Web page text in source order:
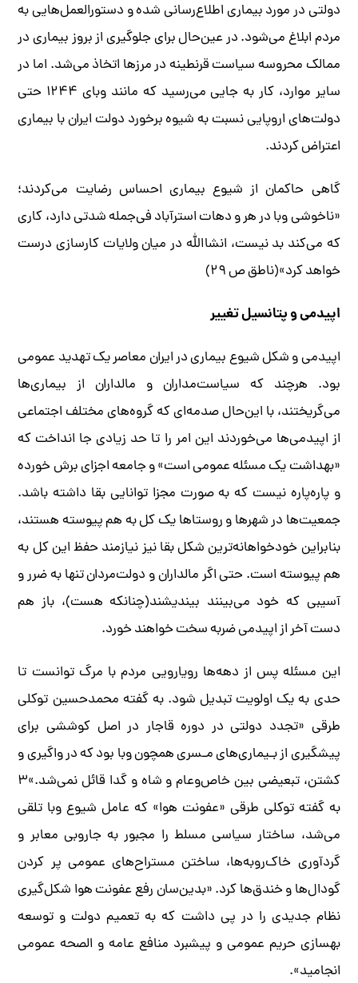
دولتی در مورد بیماری اطلاع‌رسانی شده و دستورالعمل‌هایی به
مردم ابلاغ می‌شود. در عین‌حال برای جلوگیری از بروز بیماری در
ممالک محروسه سیاست قرنطینه در مرزها اتخاذ می‌شد. اما در
سایر موارد، کار به جایی می‌رسید که مانند وبای ۱۲۴۴ حتی
دولت‌های اروپایی نسبت به شیوه برخورد دولت ایران با بیماری
اعتراض کردند.
گاهی حاکمان از شیوع بیماری احساس رضایت می‌کردند؛
«ناخوشی وبا در هر و دهات استرآباد فی‌جمله شدتی دارد، کاری
که می‌کند بد نیست، انشاالله در میان ولایات کارسازی درست
خواهد کرد»(ناطق ص ۲۹)
اپیدمی و پتانسیل تغییر
اپیدمی و شکل شیوع بیماری در ایران معاصر یک تهدید عمومی
بود. هرچند که سیاست‌مداران و مالداران از بیماری‌ها
می‌گریختند، با این‌حال صدمه‌ای که گروه‌های مختلف اجتماعی
از اپیدمی‌ها می‌خوردند این امر را تا حد زیادی جا انداخت که
«بهداشت یک مسئله عمومی است» و جامعه اجزای برش خورده
و پاره‌پاره نیست که به صورت مجزا توانایی بقا داشته باشد.
جمعیت‌ها در شهرها و روستاها یک کل به هم پیوسته هستند،
بنابراین خودخواهانه‌ترین شکل بقا نیز نیازمند حفظ این کل به
هم پیوسته است. حتی اگر مالداران و دولت‌مردان تنها به ضرر و
آسیبی که خود می‌بینند بیندیشند(چنانکه هست)، باز هم
دست آخر از اپیدمی ضربه سخت خواهند خورد.
این مسئله پس از دهه‌ها رویارویی مردم با مرگ توانست تا
حدی به یک اولویت تبدیل شود. به گفته محمدحسین توکلی
طرقی «تجدد‌ دولتی در دوره قاجار در اصل کوششی برای
پیشگیری از بـیماری‌های مـسری‌ همچون‌ وبا‌ بود که در واگیری و
کشتن، تبعیضی بین خاص‌وعام و شاه و گدا قائل نمی‌شد.»۳
به گفته توکلی طرقی «عفونت هوا» که عامل شیوع وبا تلقی
می‌شد، ساختار سیاسی مسلط را مجبور به جاروبی معابر و
گردآوری خاک‌روبه‌ها، ساختن مستراح‌های عمومی پر کردن
گودال‌ها و خندق‌ها کرد. «بدین‌سان رفع عفونت هوا شکل‌گیری
نظام جدیدی را در پی داشت که به تعمیم دولت و توسعه
بهسازی حریم عمومی و پیشبرد منافع عامه و الصحه عمومی
انجامید».